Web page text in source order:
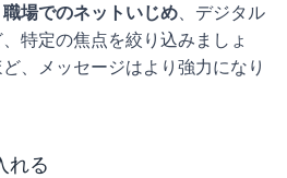
職場でのネットいじめ、デジタル
特定の焦点を絞り込みましょ
、メッセージはより強力になり
れる